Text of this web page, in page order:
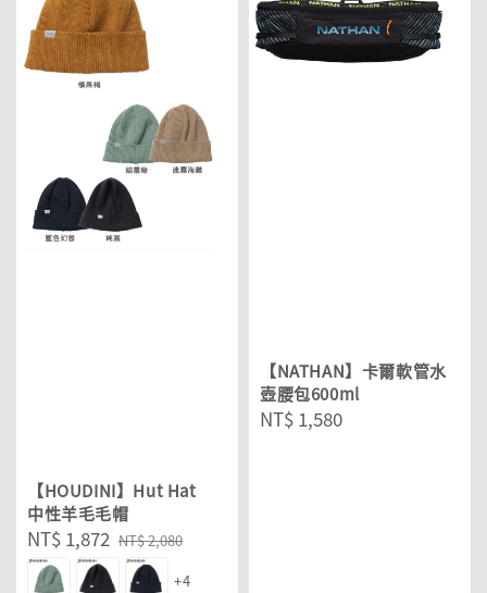
【HOUDINI】Hut Hat
中性羊毛毛帽
Sale
price
NT$ 1,872 Regular
price
NT$ 2,080
+4
【NATHAN】卡爾軟管水
壺腰包600ml
Regular
NT$ 1,580